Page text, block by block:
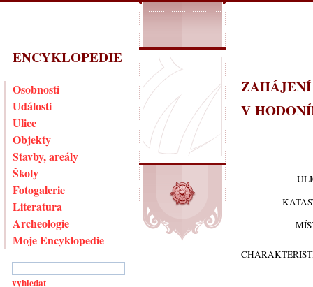
ENCYKLOPEDIE
Osobnosti
Události
Ulice
Objekty
Stavby, areály
Školy
Fotogalerie
Literatura
Archeologie
Moje Encyklopedie
ZAHÁJENÍ
V